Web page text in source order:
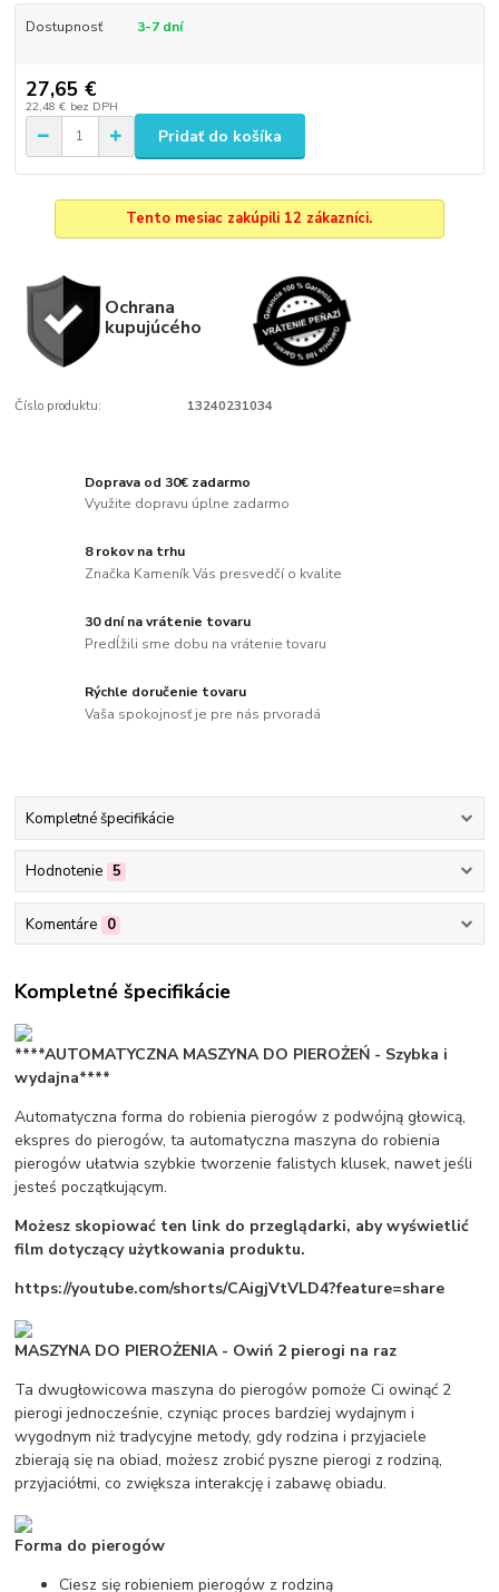
Dostupnosť 3-7 dní
27,65 €
22,48 € bez DPH
Pridať do košíka
Tento mesiac zakúpili 12 zákazníci.
Ochrana
kupujúcého
Číslo produktu: 13240231034
Doprava od 30€ zadarmo
Využite dopravu úplne zadarmo
8 rokov na trhu
Značka Kameník Vás presvedčí o kvalite
30 dní na vrátenie tovaru
Predĺžili sme dobu na vrátenie tovaru
Rýchle doručenie tovaru
Vaša spokojnosť je pre nás prvoradá
Kompletné špecifikácie
Hodnotenie 5
Komentáre 0
Kompletné špecifikácie
****AUTOMATYCZNA MASZYNA DO PIEROŻEŃ - Szybka i
wydajna****
Automatyczna forma do robienia pierogów z podwójną głowicą,
ekspres do pierogów, ta automatyczna maszyna do robienia
pierogów ułatwia szybkie tworzenie falistych klusek, nawet jeśli
jesteś początkującym.
Możesz skopiować ten link do przeglądarki, aby wyświetlić
film dotyczący użytkowania produktu.
https://youtube.com/shorts/CAigjVtVLD4?feature=share
MASZYNA DO PIEROŻENIA - Owiń 2 pierogi na raz
Ta dwugłowicowa maszyna do pierogów pomoże Ci owinąć 2
pierogi jednocześnie, czyniąc proces bardziej wydajnym i
wygodnym niż tradycyjne metody, gdy rodzina i przyjaciele
zbierają się na obiad, możesz zrobić pyszne pierogi z rodziną,
przyjaciółmi, co zwiększa interakcję i zabawę obiadu.
Forma do pierogów
Ciesz się robieniem pierogów z rodziną